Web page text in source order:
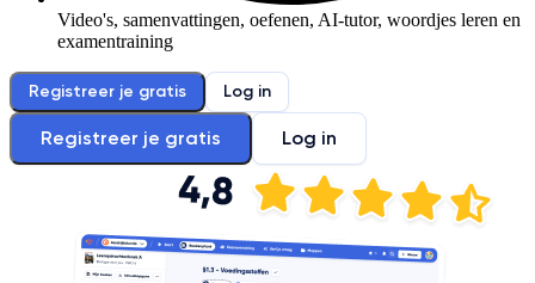
Video's, samenvattingen, oefenen, AI-tutor, woordjes leren en
examentraining
Registreer je gratis Log in
Registreer je gratis Log in